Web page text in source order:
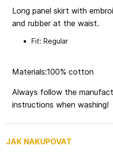
Long panel skirt with
and rubber at the waist.
Fit: Regular
Materials:100% cotton
Always follow the
instructions when washing!
JAK NAKUPOVAT